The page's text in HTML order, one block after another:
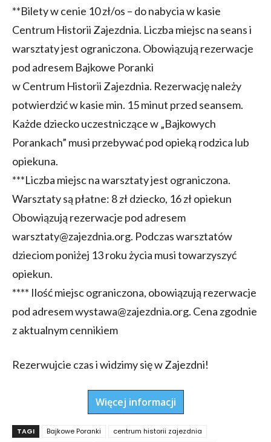
**Bilety w cenie 10 zł/os – do nabycia w kasie
Centrum Historii Zajezdnia. Liczba miejsc na seans i
warsztaty jest ograniczona. Obowiązują rezerwacje
pod adresem Bajkowe Poranki
w Centrum Historii Zajezdnia. Rezerwację należy
potwierdzić w kasie min. 15 minut przed seansem.
Każde dziecko uczestniczące w „Bajkowych
Porankach” musi przebywać pod opieką rodzica lub
opiekuna.
***Liczba miejsc na warsztaty jest ograniczona.
Warsztaty są płatne: 8 zł dziecko, 16 zł opiekun
Obowiązują rezerwacje pod adresem
warsztaty@zajezdnia.org. Podczas warsztatów
dzieciom poniżej 13 roku życia musi towarzyszyć
opiekun.
**** Ilość miejsc ograniczona, obowiązują rezerwacje
pod adresem wystawa@zajezdnia.org. Cena zgodnie
z aktualnym cennikiem
Rezerwujcie czas i widzimy się w Zajezdni!
Więcej informacji
TAGI Bajkowe Poranki
centrum historii zajezdnia